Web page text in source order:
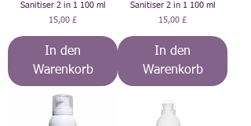
Sanitiser 2 in 1 100 ml
Preis
15,00 £
In den
Warenkorb
Sanitiser 2 in 1 100 ml
Preis
15,00 £
In den
Warenkorb